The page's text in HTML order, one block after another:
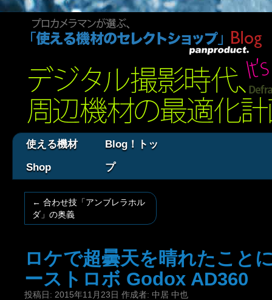
使える機材
Shop
Blog！トッ
プ
← 合わせ技「アンブレラホル
ダ」の奥義
ロケで超曇天を晴れたこと
ーストロボ Godox AD360
投稿日: 2015年11月23日 作成者: 中居 中也